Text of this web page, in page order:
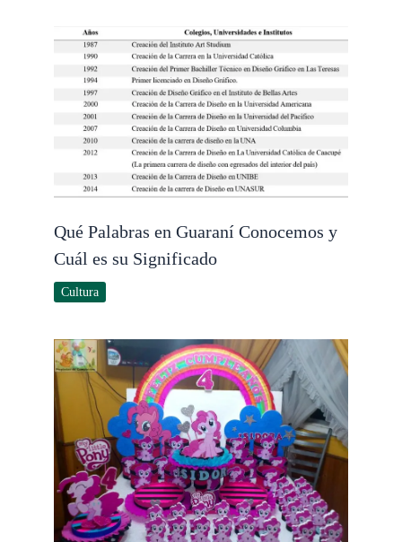
Qué Palabras en Guaraní Conocemos y
Cuál es su Significado
Cultura